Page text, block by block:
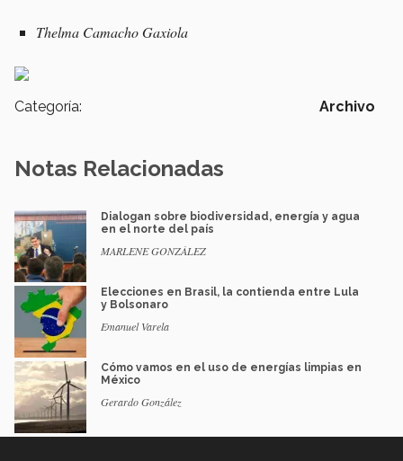
Thelma Camacho Gaxiola
Categoría: Archivo
Notas Relacionadas
Dialogan sobre biodiversidad, energía y agua
en el norte del país
MARLENE GONZÁLEZ
Elecciones en Brasil, la contienda entre Lula
y Bolsonaro
Emanuel Varela
Cómo vamos en el uso de energías limpias en
México
Gerardo González